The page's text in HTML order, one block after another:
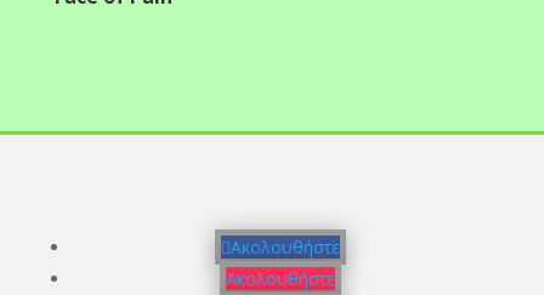
Ακολουθήστε
Ακολουθήστε